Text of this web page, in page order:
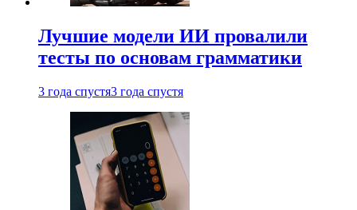
Лучшие модели ИИ провалили
тесты по основам грамматики
3 года спустя3 года спустя